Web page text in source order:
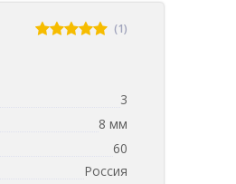
(1)
3
8 мм
60
Россия